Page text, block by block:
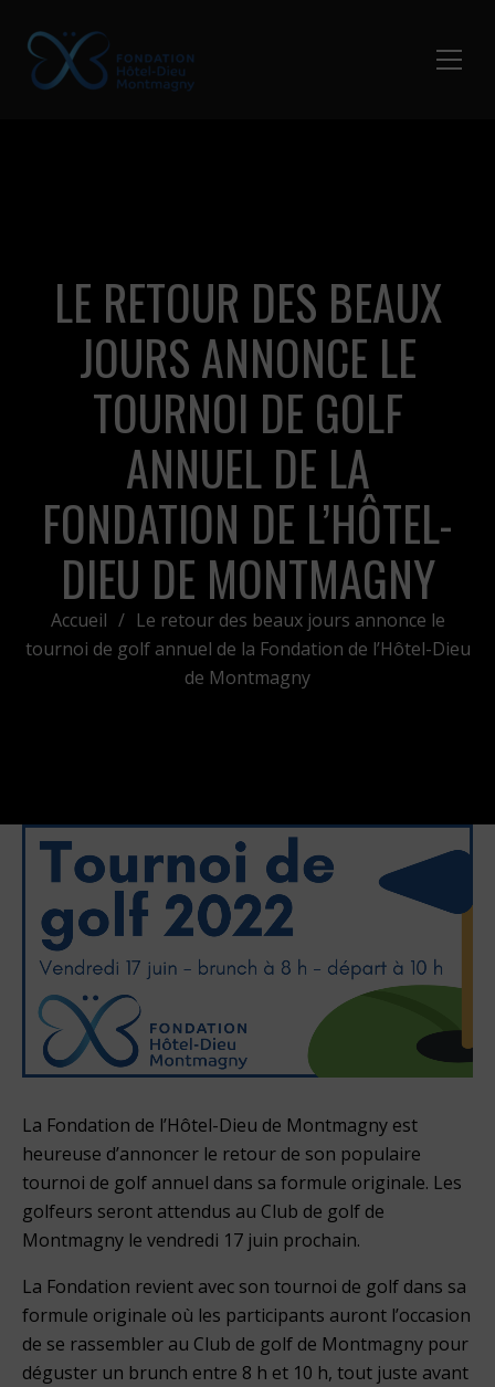
LE RETOUR DES BEAUX
JOURS ANNONCE LE
TOURNOI DE GOLF
ANNUEL DE LA
FONDATION DE L’HÔTEL-
DIEU DE MONTMAGNY
Accueil / Le retour des beaux jours annonce le
tournoi de golf annuel de la Fondation de l’Hôtel-Dieu
de Montmagny
La Fondation de l’Hôtel-Dieu de Montmagny est
heureuse d’annoncer le retour de son populaire
tournoi de golf annuel dans sa formule originale. Les
golfeurs seront attendus au Club de golf de
Montmagny le vendredi 17 juin prochain.
La Fondation revient avec son tournoi de golf dans sa
formule originale où les participants auront l’occasion
de se rassembler au Club de golf de Montmagny pour
déguster un brunch entre 8 h et 10 h, tout juste avant